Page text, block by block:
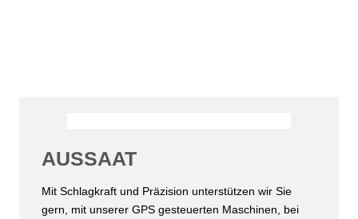
AUSSAAT
Mit Schlagkraft und Präzision unterstützen wir Sie
gern, mit unserer GPS gesteuerten Maschinen, bei